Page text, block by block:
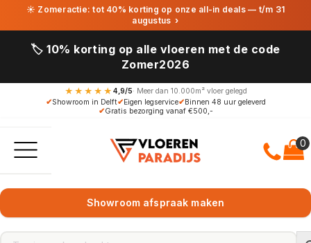
☀ Zomeractie: tot 40% korting op onze all-in deals — t/m 31
augustus ›
🏷️ 10% korting op alle vloeren met de code
Zomer2026
★★★★★ 4,9/5· Meer dan 10.000m² vloer gelegd
✔Showroom in Delft✔Eigen legservice✔Binnen 48 uur geleverd
✔Gratis bezorging vanaf €500,-
Showroom afspraak maken